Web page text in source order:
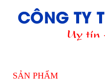
Uy tín
SẢN PHẨM